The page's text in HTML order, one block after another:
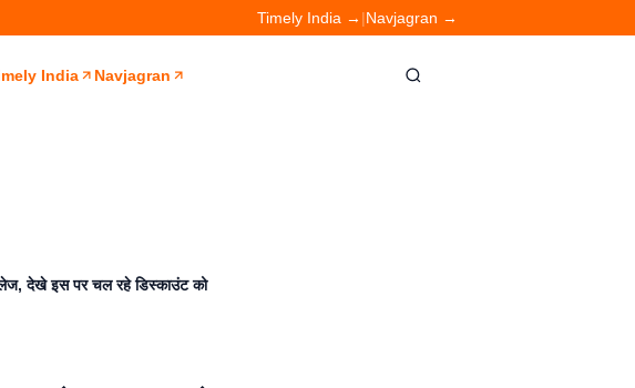
Timely India → |Navjagran →
India Navjagran
देखे इस पर चल रहे डिस्काउंट को